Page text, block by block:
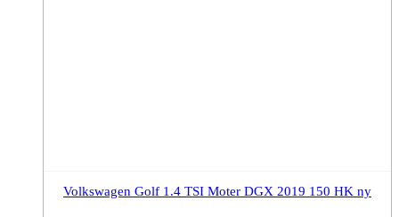
Volkswagen Golf 1.4 TSI Moter DGX 2019 150 HK ny